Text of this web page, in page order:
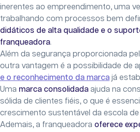
inerentes ao empreendimento, uma
trabalhando com processos bem
didáticos de alta qualidade e o
franqueadora.
Além da segurança proporcionada
outra vantagem é a possibilidade de
e o reconhecimento da marca já
Uma marca consolidada ajuda na
sólida de clientes fiéis, o que é
crescimento sustentável da escola de
Ademais, a franqueadora oferece